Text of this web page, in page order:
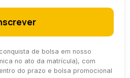
de bolsa em nosso
no ato da matrícula), com
do prazo e bolsa promocional